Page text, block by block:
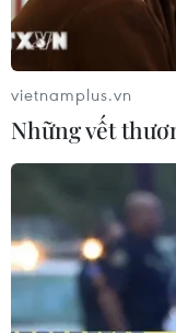
vietnamplus.vn
Những vết